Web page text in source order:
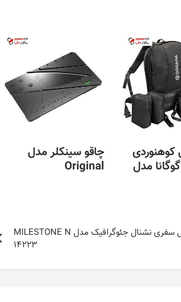
کوهنوردی
گوگانا مدل
چاقو سینکلر مدل
Original
کوله پشتی سفری نشنال جئوگرافیک مدل MILESTONE N
14223